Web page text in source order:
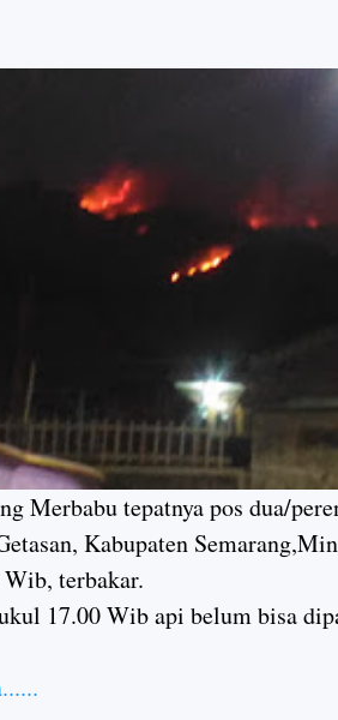
Merbabu tepatnya pos dua/
Kabupaten
terbakar.
17.00 Wib api belum bisa